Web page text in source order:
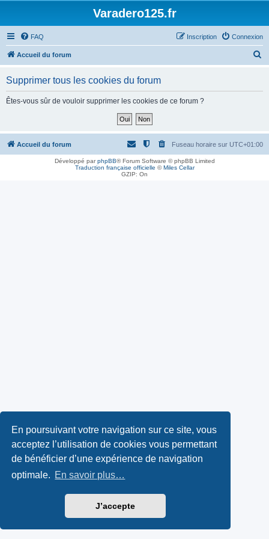
En poursuivant votre navigation sur ce site, vous
acceptez l’utilisation de cookies vous permettant
de bénéficier d’une expérience de navigation
optimale. En savoir plus…
J’accepte
Varadero125.fr
FAQ Connexion
Inscription
Accueil du forum
h
Supprimer tous les cookies du forum
Êtes-vous sûr de vouloir supprimer les cookies de ce forum ?
Accueil du forum Fuseau horaire sur UTC+01:00
Développé parphpBB® Forum Software © phpBB Limited
Traduction française officielle ©Miles Cellar
GZIP: On